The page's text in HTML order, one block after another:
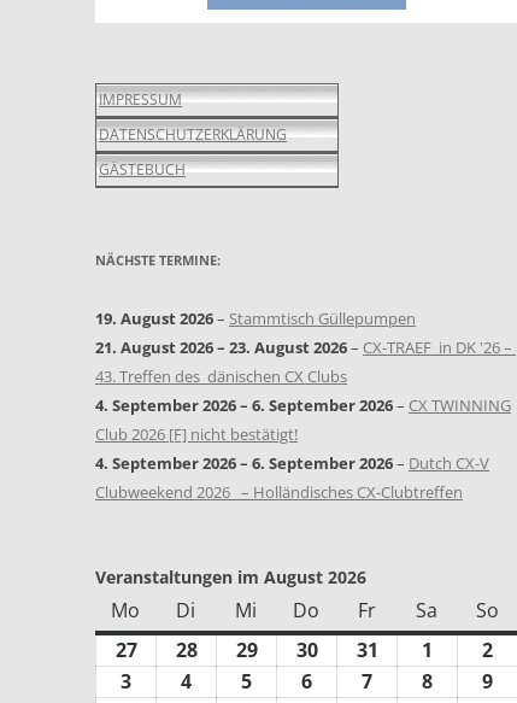
IMPRESSUM
DATENSCHUTZERKLÄRUNG
GÄSTEBUCH
NÄCHSTE TERMINE:
19. August 2026– Stammtisch Güllepumpen
21. August 2026– 23. August 2026– CX-TRAEF in DK '26 –
43. Treffen des dänischen CX Clubs
4. September 2026– 6. September 2026– CX TWINNING
Club 2026 [F] nicht bestätigt!
4. September 2026– 6. September 2026– Dutch CX-V
Clubweekend 2026 – Holländisches CX-Clubtreffen
Veranstaltungen im August 2026
Mo Montag
Di Dienstag
Mi Mittwoch
Do Donnerstag
FrFreitag
Sa Samstag
So
2727.
2828.
2929.
3030.
31 1
August
2
3 4 5 6 7 8 9